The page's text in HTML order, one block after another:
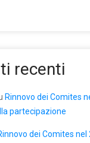
recenti
Rinnovo dei Comites
partecipazione
dei Comites nel